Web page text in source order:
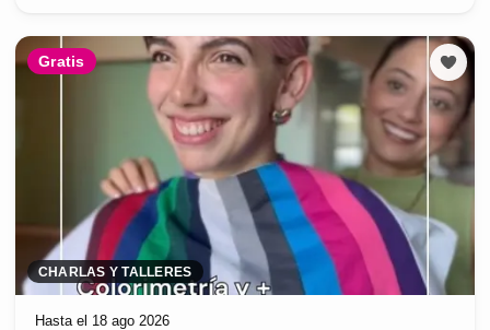
Gratis
CHARLAS Y TALLERES
Hasta el 18 ago 2026